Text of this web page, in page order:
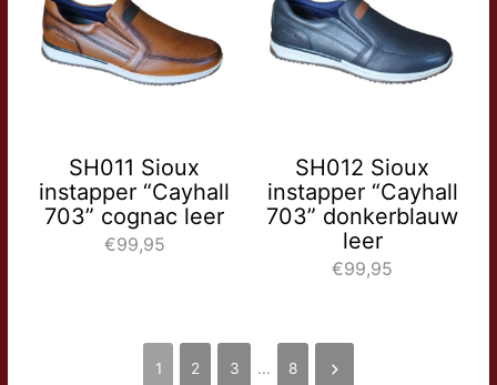
SH011 Sioux
instapper “Cayhall
703” cognac leer
€99,95
SH012 Sioux
instapper “Cayhall
703” donkerblauw
leer
€99,95
1 2 3 ... 8